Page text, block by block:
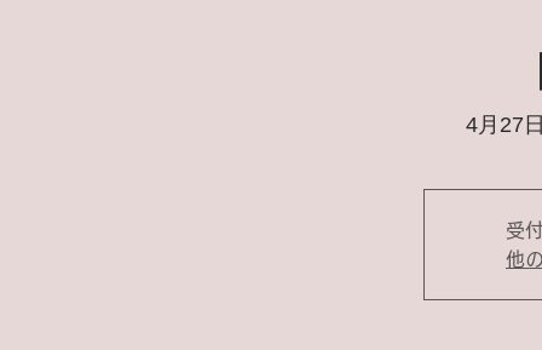
4月27
受
他